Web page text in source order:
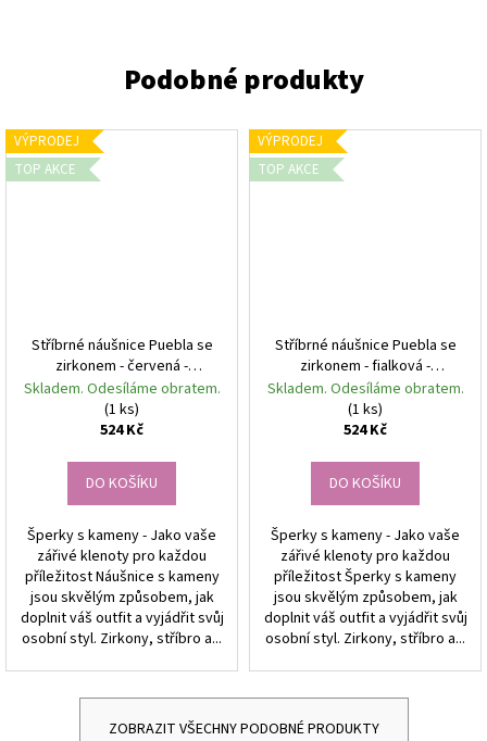
VÝPRODEJ
TOP AKCE
Stříbrné náušnice Puebla se
zirkonem - červená -
pozlacené
Skladem. Odesíláme obratem.
(1 ks)
524 Kč
DO KOŠÍKU
Šperky s kameny - Jako vaše
zářivé klenoty pro každou
příležitost Náušnice s kameny
jsou skvělým způsobem, jak
doplnit váš outfit a vyjádřit svůj
osobní styl. Zirkony, stříbro a...
VÝPRODEJ
TOP AKCE
Stříbrné náušnice Puebla se
zirkonem - fialková -
pozlacené
Skladem. Odesíláme obratem.
(1 ks)
524 Kč
DO KOŠÍKU
Šperky s kameny - Jako vaše
zářivé klenoty pro každou
příležitost Šperky s kameny
jsou skvělým způsobem, jak
doplnit váš outfit a vyjádřit svůj
osobní styl. Zirkony, stříbro a...
ZOBRAZIT VŠECHNY PODOBNÉ PRODUKTY